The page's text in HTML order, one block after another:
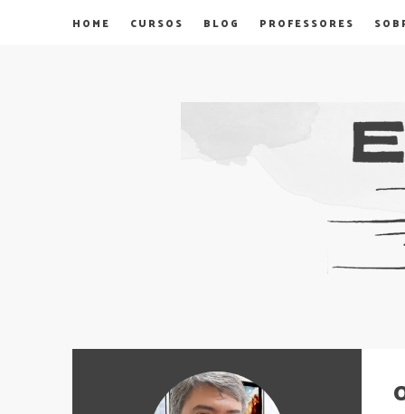
HOME CURSOS BLOG PROFESSORES